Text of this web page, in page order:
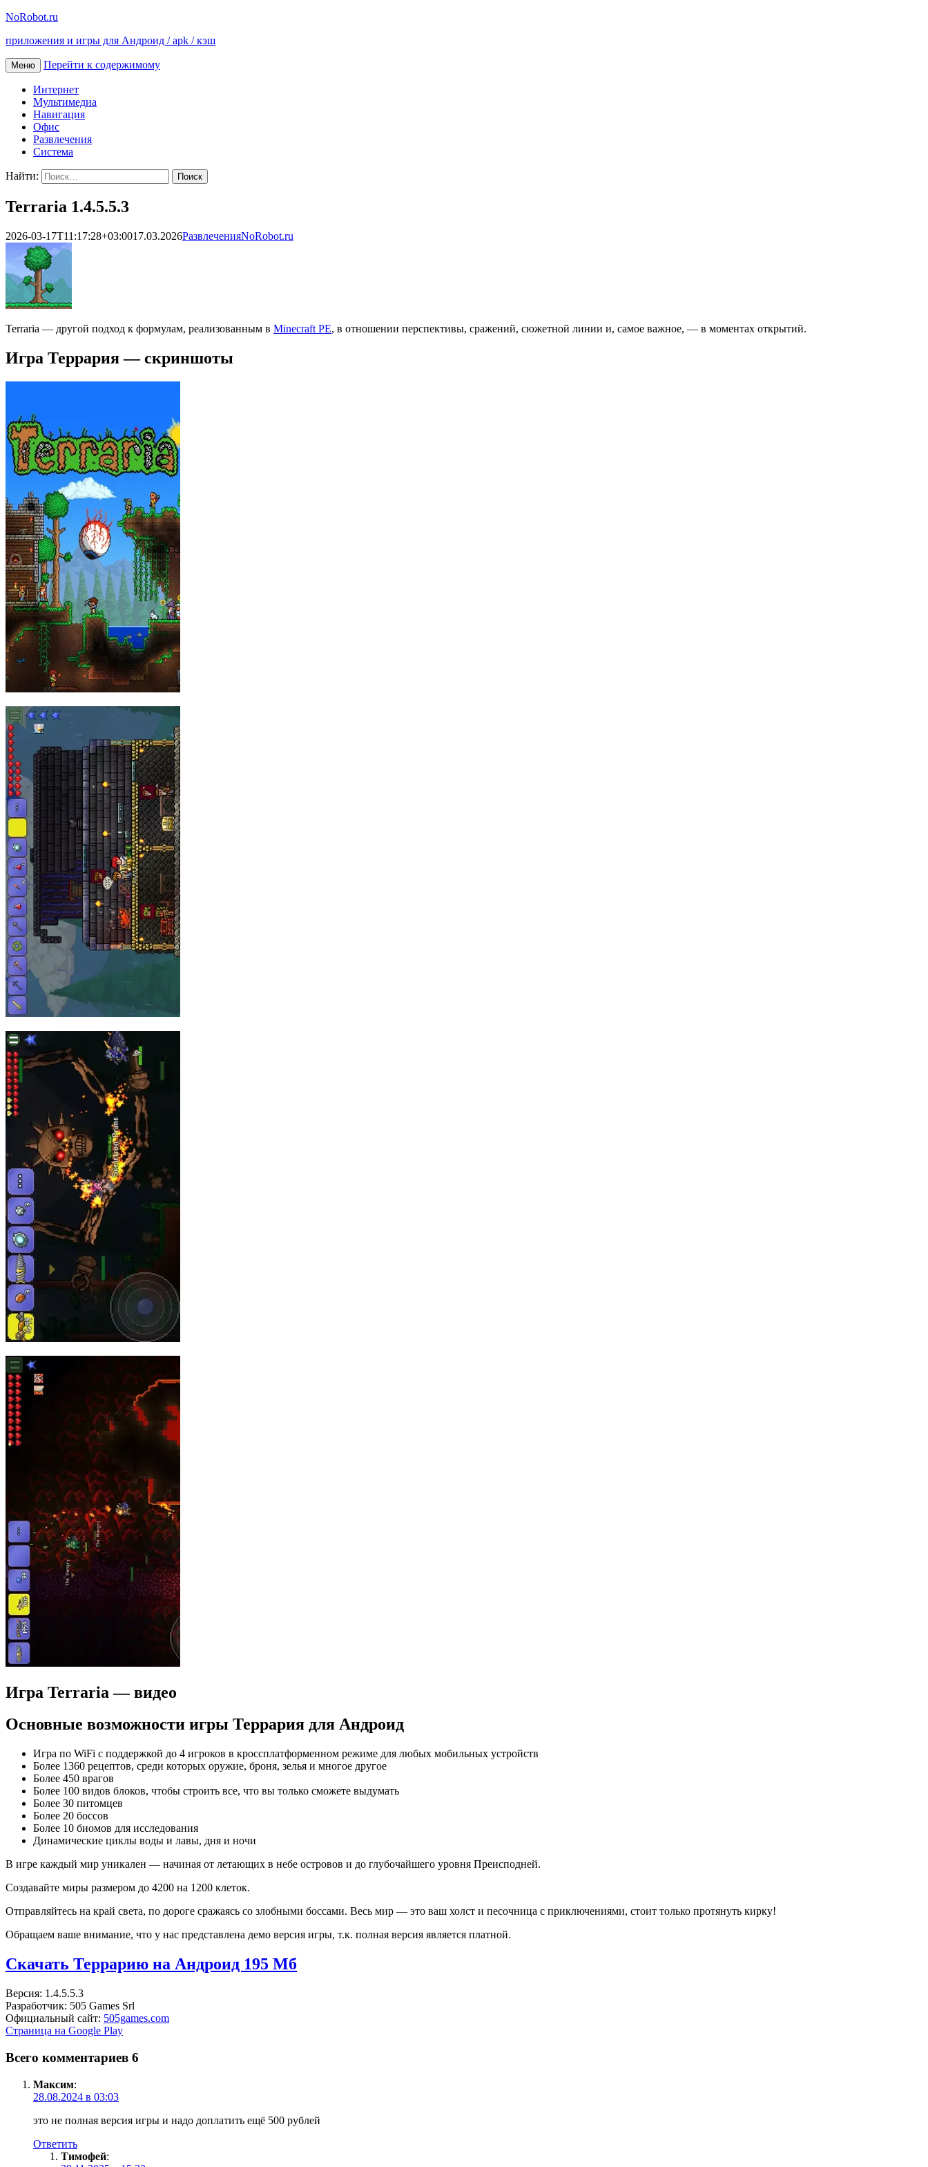
NoRobot.ru
приложения и игры для Андроид / apk / кэш
Меню Перейти к содержимому
Интернет
Мультимедиа
Навигация
Офис
Развлечения
Система
Найти:
Terraria 1.4.5.5.3
2026-03-17T11:17:28+03:0017.03.2026РазвлеченияNoRobot.ru
Terraria — другой подход к формулам, реализованным в Minecraft PE, в отношении перспективы, сражений, сюжетной линии и, самое важное, — в моментах открытий.
Игра Террария — скриншоты
Игра Terraria — видео
Основные возможности игры Террария для Андроид
Игра по WiFi с поддержкой до 4 игроков в кроссплатформенном режиме для любых мобильных устройств
Более 1360 рецептов, среди которых оружие, броня, зелья и многое другое
Более 450 врагов
Более 100 видов блоков, чтобы строить все, что вы только сможете выдумать
Более 30 питомцев
Более 20 боссов
Более 10 биомов для исследования
Динамические циклы воды и лавы, дня и ночи
В игре каждый мир уникален — начиная от летающих в небе островов и до глубочайшего уровня Преисподней.
Создавайте миры размером до 4200 на 1200 клеток.
Отправляйтесь на край света, по дороге сражаясь со злобными боссами. Весь мир — это ваш холст и песочница с приключениями, стоит только протянуть кирку!
Обращаем ваше внимание, что у нас представлена демо версия игры, т.к. полная версия является платной.
Скачать Террарию на Андроид 195 Мб
Версия: 1.4.5.5.3
Разработчик: 505 Games Srl
Официальный сайт: 505games.com
Страница на Google Play
Всего комментариев 6
Максим:
28.08.2024 в 03:03
это не полная версия игры и надо доплатить ещё 500 рублей
Ответить
Тимофей: